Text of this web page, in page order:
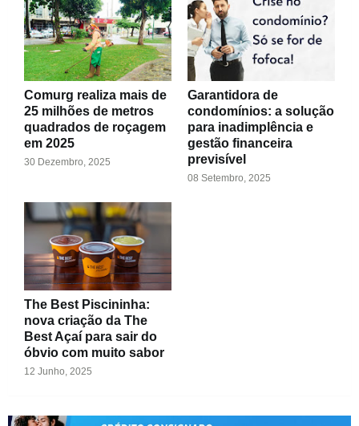
Comurg realiza mais de
25 milhões de metros
quadrados de roçagem
em 2025
30 Dezembro, 2025
Garantidora de
condomínios: a solução
para inadimplência e
gestão financeira
previsível
08 Setembro, 2025
The Best Piscininha:
nova criação da The
Best Açaí para sair do
óbvio com muito sabor
12 Junho, 2025